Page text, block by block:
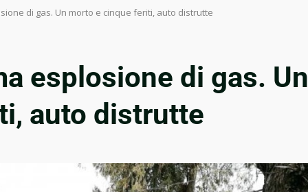
di gas. Un morto e cinque feriti, auto distrutte
esplosione di gas. Un
auto distrutte